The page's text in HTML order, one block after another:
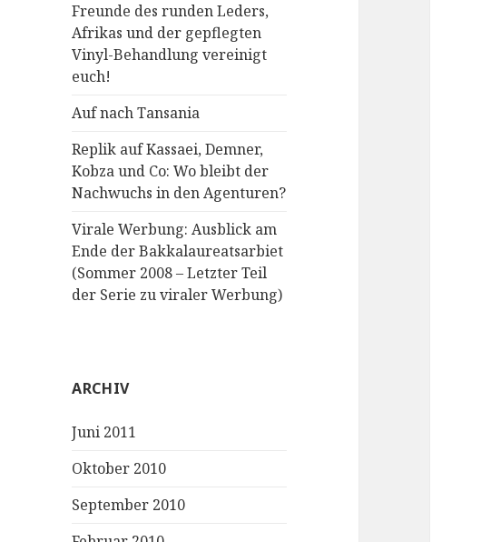
Freunde des runden Leders,
Afrikas und der gepflegten
Vinyl-Behandlung vereinigt
euch!
Auf nach Tansania
Replik auf Kassaei, Demner,
Kobza und Co: Wo bleibt der
Nachwuchs in den Agenturen?
Virale Werbung: Ausblick am
Ende der Bakkalaureatsarbiet
(Sommer 2008 – Letzter Teil
der Serie zu viraler Werbung)
ARCHIV
Juni 2011
Oktober 2010
September 2010